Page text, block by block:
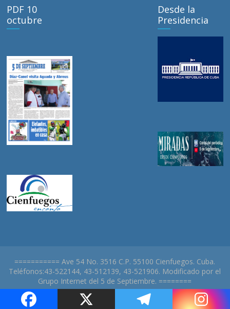
PDF 10
octubre
Desde la
Presidencia
=========== Ave 54 No. 3516 C.P. 55100 Cienfuegos. Cuba.
Teléfonos:43-522144, 43-512139, 43-521906. Modificado por el
Grupo Internet del 5 de Septiembre. ========